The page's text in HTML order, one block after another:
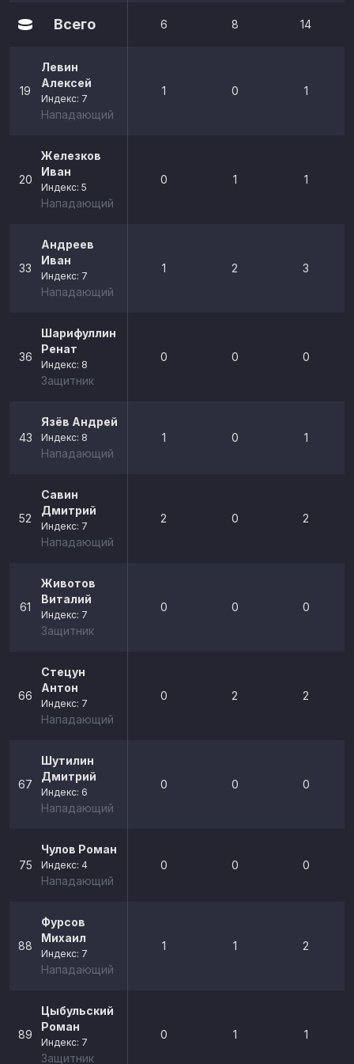
Всего 6 8 14
19
Левин
Алексей
Индекс: 7
Нападающий
1 0 1
20
Железков
Иван
Индекс: 5
Нападающий
0 1 1
33
Андреев
Иван
Индекс: 7
Нападающий
1 2 3
36
Шарифуллин
Ренат
Индекс: 8
Защитник
0 0 0
43
Язёв Андрей
Индекс: 8
Нападающий
1 0 1
52
Савин
Дмитрий
Индекс: 7
Нападающий
2 0 2
61
Животов
Виталий
Индекс: 7
Защитник
0 0 0
66
Стецун
Антон
Индекс: 7
Нападающий
0 2 2
67
Шутилин
Дмитрий
Индекс: 6
Нападающий
0 0 0
75
Чулов Роман
Индекс: 4
Нападающий
0 0 0
88
Фурсов
Михаил
Индекс: 7
Нападающий
1 1 2
89
Цыбульский
Роман
Индекс: 7
Защитник
0 1 1